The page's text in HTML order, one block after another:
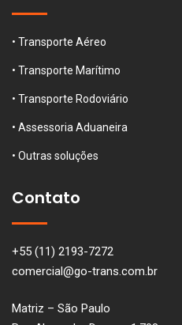
• Transporte Aéreo
• Transporte Marítimo
• Transporte Rodoviário
• Assessoria Aduaneira
• Outras soluções
Contato
+55 (11) 2193-7272
comercial@go-trans.com.br
Matriz – São Paulo